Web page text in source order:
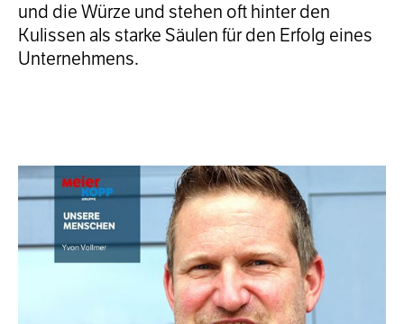
und die Würze und stehen oft hinter den
Kulissen als starke Säulen für den Erfolg eines
Unternehmens.